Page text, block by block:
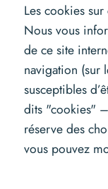
Les cookies
Nous vous
de ce site
navigation (sur
susceptibles
dits "cookies"
réserve des
vous pouvez